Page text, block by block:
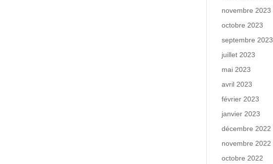
novembre 2023
octobre 2023
septembre 2023
juillet 2023
mai 2023
avril 2023
février 2023
janvier 2023
décembre 2022
novembre 2022
octobre 2022